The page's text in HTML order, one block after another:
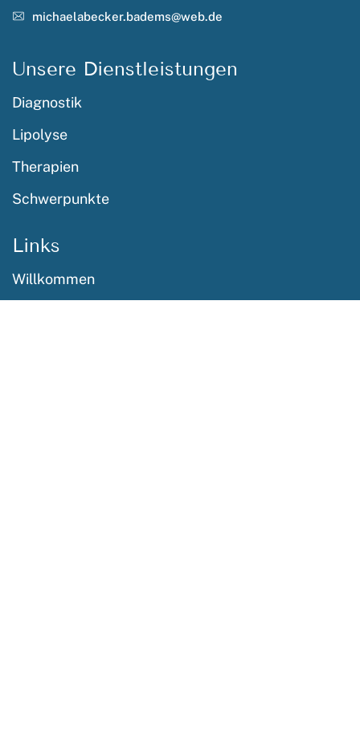
michaelabecker.badems@web.de
Unsere Dienstleistungen
Diagnostik
Lipolyse
Therapien
Schwerpunkte
Links
Willkommen